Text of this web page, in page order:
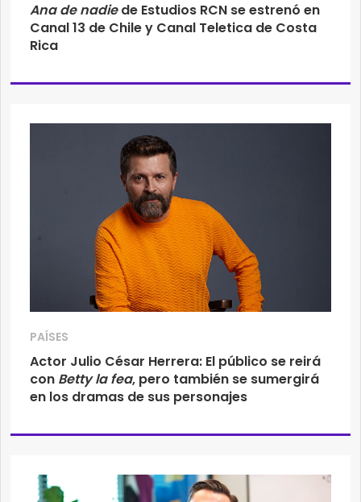
Ana de nadiede Estudios RCN se estrenó en
Canal 13 de Chile y Canal Teletica de Costa
Rica
PAÍSES
Actor Julio César Herrera: El público se reirá
con Betty la fea, pero también se sumergirá
en los dramas de sus personajes